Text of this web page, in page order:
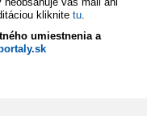
kliknite tu.
umiestnenia a